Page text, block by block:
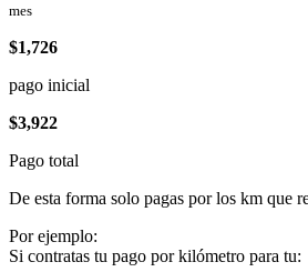
mes
$1,726
pago inicial
$3,922
Pago total
De esta forma solo pagas por los km que
Por ejemplo:
Si contratas tu pago por kilómetro para tu: